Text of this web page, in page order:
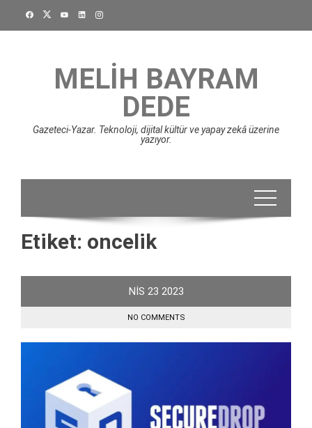
MELIH BAYRAM
DEDE
Gazeteci-Yazar. Teknoloji, dijital kültür ve yapay zekâ üzerine
yazıyor.
Etiket: oncelik
NIS 23 2023
NO COMMENTS